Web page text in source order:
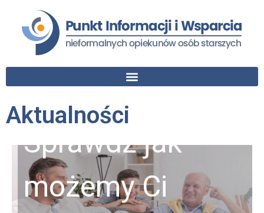
Aktualności
Sprawdź jak
możemy Ci